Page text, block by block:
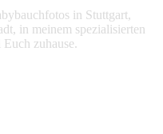
in Stuttgart,
in meinem spezialisierten
zuhause.